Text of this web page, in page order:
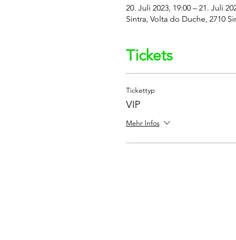
20. Juli 2023, 19:00 – 21. Juli
Sintra, Volta do Duche, 2710
Tickets
Tickettyp
VIP
Mehr Infos